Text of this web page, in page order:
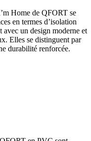
Home de QFORT se
en termes d’isolation
avec un design moderne et
Elles se distinguent par
durabilité renforcée.